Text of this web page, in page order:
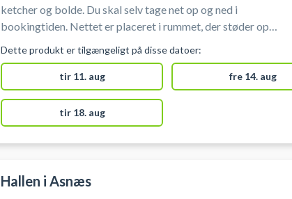
ketcher og bolde. Du skal selv tage net op og ned i
bookingtiden. Nettet er placeret i rummet, der støder op
Dette produkt er tilgængeligt på disse datoer:
tir 11. aug fre 14. aug
tir 18. aug
Hallen i Asnæs